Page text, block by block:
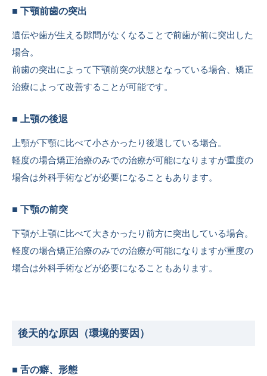
■ 下顎前歯の突出
遺伝や歯が生える隙間がなくなることで前歯が前に突出した
場合。
前歯の突出によって下顎前突の状態となっている場合、矯正
治療によって改善することが可能です。
■ 上顎の後退
上顎が下顎に比べて小さかったり後退している場合。
軽度の場合矯正治療のみでの治療が可能になりますが重度の
場合は外科手術などが必要になることもあります。
■ 下顎の前突
下顎が上顎に比べて大きかったり前方に突出している場合。
軽度の場合矯正治療のみでの治療が可能になりますが重度の
場合は外科手術などが必要になることもあります。
後天的な原因（環境的要因）
■ 舌の癖、形態